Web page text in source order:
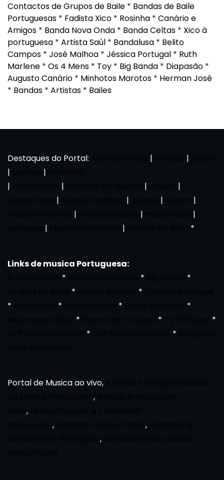
Contactos de Grupos de Baile * Bandas de Baile
Portuguesas * Fadista Xico * Rosinha * Canário e
Amigos * Banda Nova Onda * Banda Celtas * Xico à
portuguesa * Artista Saúl * Bandalusa * Belito
Campos * José Malhoa * Jéssica Portugal * Ruth
Marlene * Os 4 Mens * Toy * Big Banda * Diapasão *
Augusto Canário * Minhotos Marotos * Herman José
* Bandas * Artistas * Bailes
Destaques do Portal: | |
|
|
|
| |
|
| | |
|
| |
|
| | *
Links de musica Portuguesa:
* *
*
* *
*
* *
*
* *
*
* *
Portal de Musica ao vivo,
,
,
, ,
,